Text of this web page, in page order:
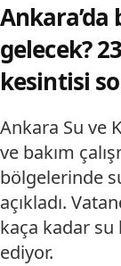
gelecek?
kesintisi
Ankara Su ve
ve bakım
bölgelerinde
açıkladı.
kaça kadar su
ediyor.